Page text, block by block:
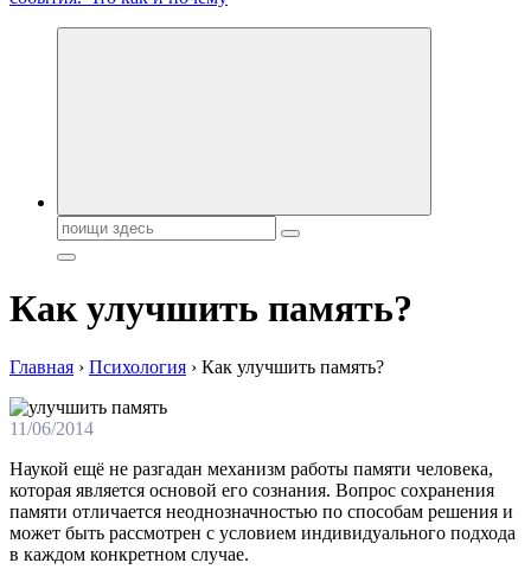
Обо всем и обо всех, что зачем и почему. Новости политики,
Поиск:
Как улучшить память?
Главная › Психология › Как улучшить память?
11/06/2014
Наукой ещё не разгадан механизм работы памяти человека,
которая является основой его сознания. Вопрос сохранения
памяти отличается неоднозначностью по способам решения и
может быть рассмотрен с условием индивидуального подхода
в каждом конкретном случае.